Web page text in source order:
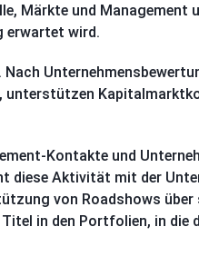
Märkte und Management
erwartet wird.
unterstützen
Kontakte und
diese Aktivität mit der
von Roadshows
in den Portfolien, in die